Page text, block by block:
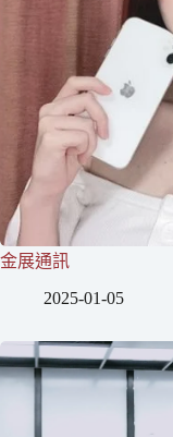
金展通訊
2025-01-05